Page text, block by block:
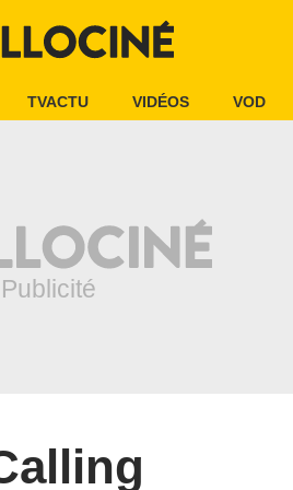
TVACTU VIDÉOS VOD